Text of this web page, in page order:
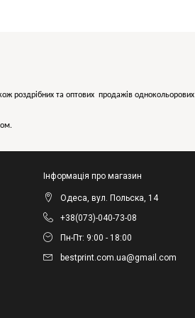
роздрібних та оптових продажів однокольорових
Інформація про магазин
Одеса, вул. Польска, 14
+38(073)-040-73-08
Пн-Пт: 9:00 - 18:00
bestprint.com.ua@gmail.com